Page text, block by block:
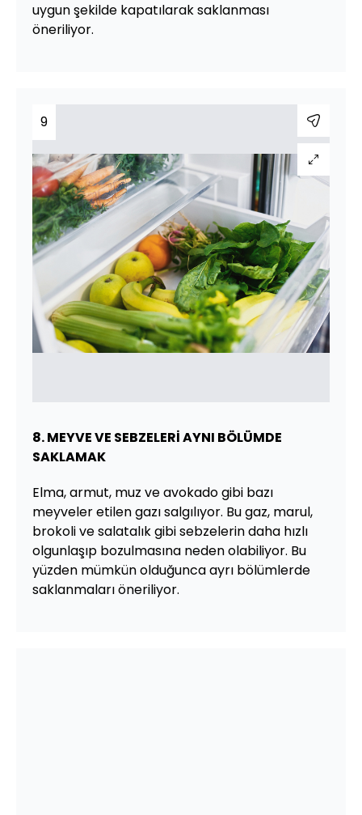
uygun şekilde kapatılarak saklanması
öneriliyor.
9
8. MEYVE VE SEBZELERİ AYNI BÖLÜMDE
SAKLAMAK
Elma, armut, muz ve avokado gibi bazı
meyveler etilen gazı salgılıyor. Bu gaz, marul,
brokoli ve salatalık gibi sebzelerin daha hızlı
olgunlaşıp bozulmasına neden olabiliyor. Bu
yüzden mümkün olduğunca ayrı bölümlerde
saklanmaları öneriliyor.